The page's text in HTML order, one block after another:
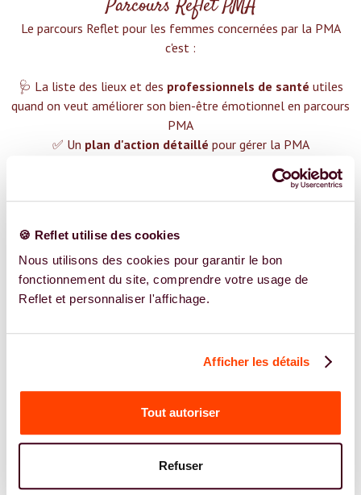
🍪 Reflet utilise des cookies
Nous utilisons des cookies pour garantir le bon
fonctionnement du site, comprendre votre usage de
Reflet et personnaliser l'affichage.
Afficher les détails
Tout autoriser
Refuser
Parcours Reflet PMA
Le parcours Reflet pour les femmes concernées par la PMA
c'est :‍
🩺 La liste des lieux et des professionnels de santé utiles
quand on veut améliorer son bien-être émotionnel en parcours
PMA
✅ Un plan d'action détaillé pour gérer la PMA
❤️ Des groupes de soutien pour t'aider dans cette démarche
😉 Du contenu avec tout ce que tu dois savoir surla PMA
Plus de 400 femmes déjà accompagnées !
Vous êtes Gynécologue expert.e.s en PMA ?
Vous êtes Gynécologue spécialiste dans dans
thématique de la fertilité et particulièrement sur la
Insémination, FIV, don de gamètes : comprendre les